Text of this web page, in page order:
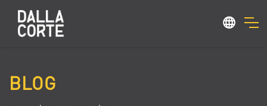
BLOG